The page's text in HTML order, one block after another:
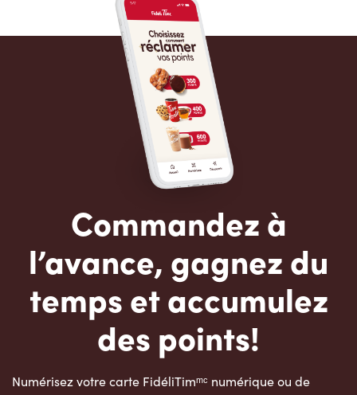
Commandez à
l’avance, gagnez du
temps et accumulez
des points!
Numérisez votre carte FidéliTimᵐᶜ numérique ou de